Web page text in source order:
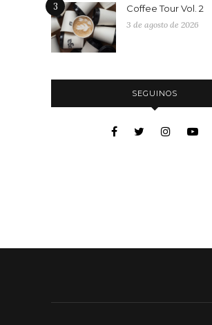
3 Coffee Tour Vol. 2
3 de agosto de 2026
SEGUINOS